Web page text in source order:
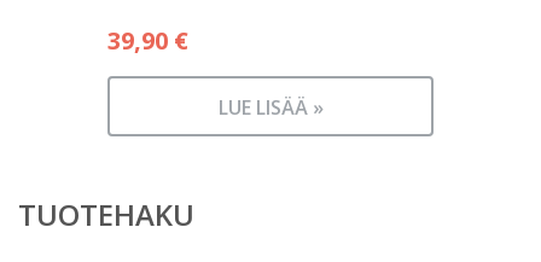
39,90 €
LUE LISÄÄ »
TUOTEHAKU